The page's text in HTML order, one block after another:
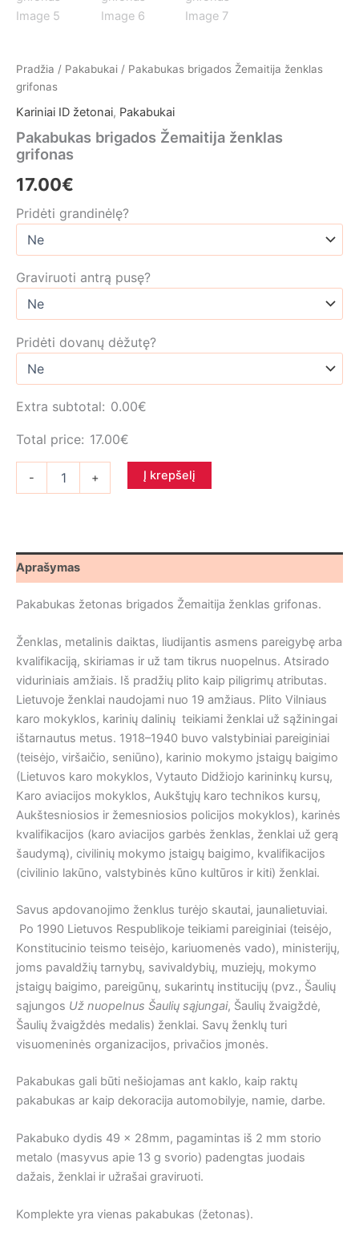
Pradžia / Pakabukai / Pakabukas brigados Žemaitija ženklas
grifonas
Kariniai ID žetonai, Pakabukai
Pakabukas brigados Žemaitija ženklas
grifonas
17.00€
Pridėti grandinėlę?
Graviruoti antrą pusę?
Pridėti dovanų dėžutę?
Extra subtotal: 0.00€
Total price: 17.00€
-
grifonas
+ Į krepšelį
Aprašymas
Pakabukas žetonas brigados Žemaitija ženklas grifonas.
Ženklas, metalinis daiktas, liudijantis asmens pareigybę arba
kvalifikaciją, skiriamas ir už tam tikrus nuopelnus. Atsirado
viduriniais amžiais. Iš pradžių plito kaip piligrimų atributas.
Lietuvoje ženklai naudojami nuo 19 amžiaus. Plito Vilniaus
karo mokyklos, karinių dalinių teikiami ženklai už sąžiningai
ištarnautus metus. 1918–1940 buvo valstybiniai pareiginiai
(teisėjo, viršaičio, seniūno), karinio mokymo įstaigų baigimo
(Lietuvos karo mokyklos, Vytauto Didžiojo karininkų kursų,
Karo aviacijos mokyklos, Aukštųjų karo technikos kursų,
Aukštesniosios ir žemesniosios policijos mokyklos), karinės
kvalifikacijos (karo aviacijos garbės ženklas, ženklai už gerą
šaudymą), civilinių mokymo įstaigų baigimo, kvalifikacijos
(civilinio lakūno, valstybinės kūno kultūros ir kiti) ženklai.
Savus apdovanojimo ženklus turėjo skautai, jaunalietuviai.
Po 1990 Lietuvos Respublikoje teikiami pareiginiai (teisėjo,
Konstitucinio teismo teisėjo, kariuomenės vado), ministerijų,
joms pavaldžių tarnybų, savivaldybių, muziejų, mokymo
įstaigų baigimo, pareigūnų, sukarintų institucijų (pvz., Šaulių
sąjungos Už nuopelnus Šaulių sąjungai, Šaulių žvaigždė,
Šaulių žvaigždės medalis) ženklai. Savų ženklų turi
visuomeninės organizacijos, privačios įmonės.
Pakabukas gali būti nešiojamas ant kaklo, kaip raktų
pakabukas ar kaip dekoracija automobilyje, namie, darbe.
Pakabuko dydis 49 x 28mm, pagamintas iš 2 mm storio
metalo (masyvus apie 13 g svorio) padengtas juodais
dažais, ženklai ir užrašai graviruoti.
Komplekte yra vienas pakabukas (žetonas).